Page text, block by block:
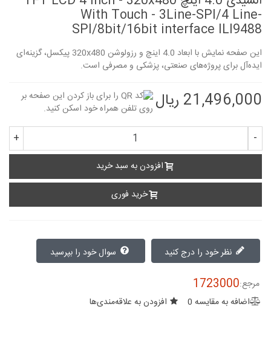
With Touch - 3Line-SPI/4 Line-
SPI/8bit/16bit interface ILI9488
این صفحه نمایش با ابعاد 4.0 اینچ و رزولوشن 320x480 پیکسل، گزینه‌ای
ایده‌آل برای پروژه‌های صنعتی، پزشکی و مصرفی است.
21,496,000 ریال
-
+
افزودن به سبد خرید
خرید فوری
نظر خود را درج کنید
مرجع:1723000
اضافه به مقایسه 0 افزودن به علاقه‌مندی‌ها